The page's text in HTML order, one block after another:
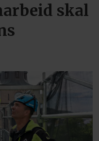
skal